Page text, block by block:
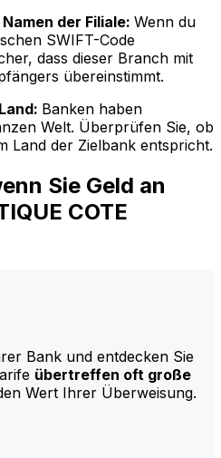
der Filiale: Wenn du
SWIFT-Code
dass dieser Branch mit
übereinstimmt.
Banken haben
Welt. Überprüfen Sie, ob
Land der Zielbank entspricht.
Sie Geld an
COTE
Bank und entdecken Sie
übertreffen oft große
Wert Ihrer Überweisung.